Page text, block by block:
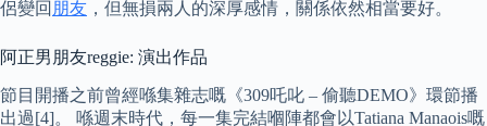
侶變回 朋友 ，但無損兩人的深厚感情，關係依然相當要好。
阿正男朋友reggie: 演出作品
節目開播之前曾經喺集雜志嘅《309吒叱 – 偷聽DEMO》環節播
出過[4]。 喺週末時代，每一集完結嗰陣都會以Tatiana Manaois嘅